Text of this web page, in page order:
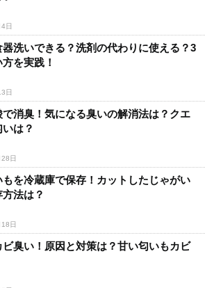
日
器洗いできる？洗剤の代わりに使える？3
を実践！
日
で消臭！気になる臭いの解消法は？クエ
は？
日
もを冷蔵庫で保存！カットしたじゃがい
法は？
日
ビ臭い！原因と対策は？甘い匂いもカビ